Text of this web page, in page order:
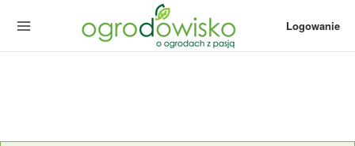
Logowanie